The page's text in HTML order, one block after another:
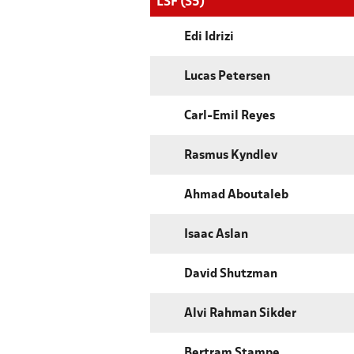
Edi Idrizi
Lucas Petersen
Carl-Emil Reyes
Rasmus Kyndlev
Ahmad Aboutaleb
Isaac Aslan
David Shutzman
Alvi Rahman Sikder